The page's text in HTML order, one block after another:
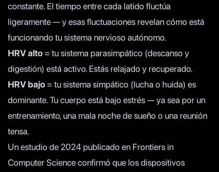
constante. El tiempo entre cada latido fluctúa
ligeramente — y esas fluctuaciones revelan cómo está
funcionando tu sistema nervioso autónomo.
HRV alto = tu sistema parasimpático (descanso y
digestión) está activo. Estás relajado y recuperado.
HRV bajo = tu sistema simpático (lucha o huida) es
dominante. Tu cuerpo está bajo estrés — ya sea por un
entrenamiento, una mala noche de sueño o una reunión
tensa.
Unestudio de 2024 publicado en Frontiers in
Computer Scienceconfirmó que los dispositivos